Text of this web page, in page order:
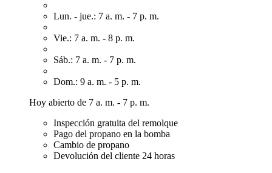
Lun. - jue.: 7 a. m. - 7 p. m.
Vie.: 7 a. m. - 8 p. m.
Sáb.: 7 a. m. - 7 p. m.
Dom.: 9 a. m. - 5 p. m.
Hoy abierto de 7 a. m. - 7 p. m.
Inspección gratuita del remolque
Pago del propano en la bomba
Cambio de propano
Devolución del cliente 24 horas